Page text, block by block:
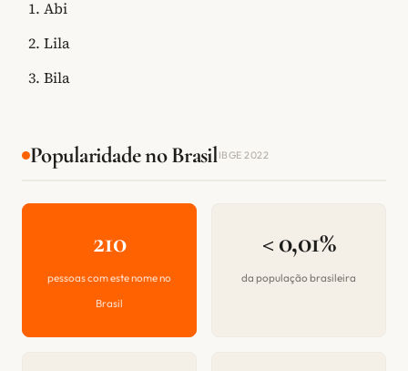
Abi
Lila
Bila
Popularidade no BrasilIBGE 2022
210
pessoas com este nome no
Brasil
< 0,01%
da população brasileira